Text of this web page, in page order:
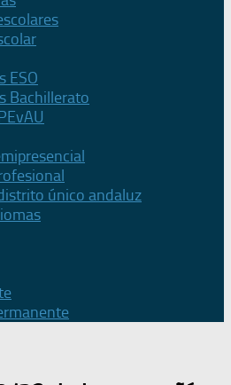
ESO
Bachillerato
único andaluz